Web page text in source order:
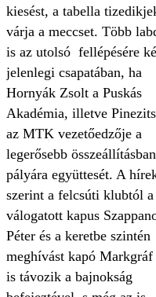
kiesést, a tabella
várja a meccset. Több
is az utolsó fellépésére
jelenlegi csapatában, ha
Hornyák Zsolt a Puskás
Akadémia, illetve
az MTK vezetőedzője a
legerősebb
pályára együttesét. A
szerint a felcsúti klubtól a
válogatott kapus
Péter és a keretbe szintén
meghívást kapó
is távozik a bajnokság